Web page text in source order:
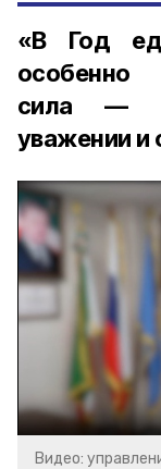
«В Год
сила — в
уважении и
Видео: